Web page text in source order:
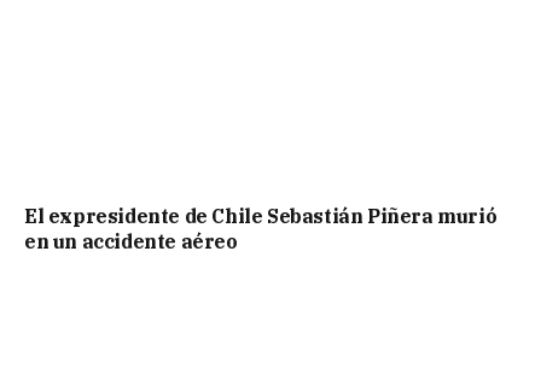
El expresidente de Chile Sebastián Piñera murió
en un accidente aéreo